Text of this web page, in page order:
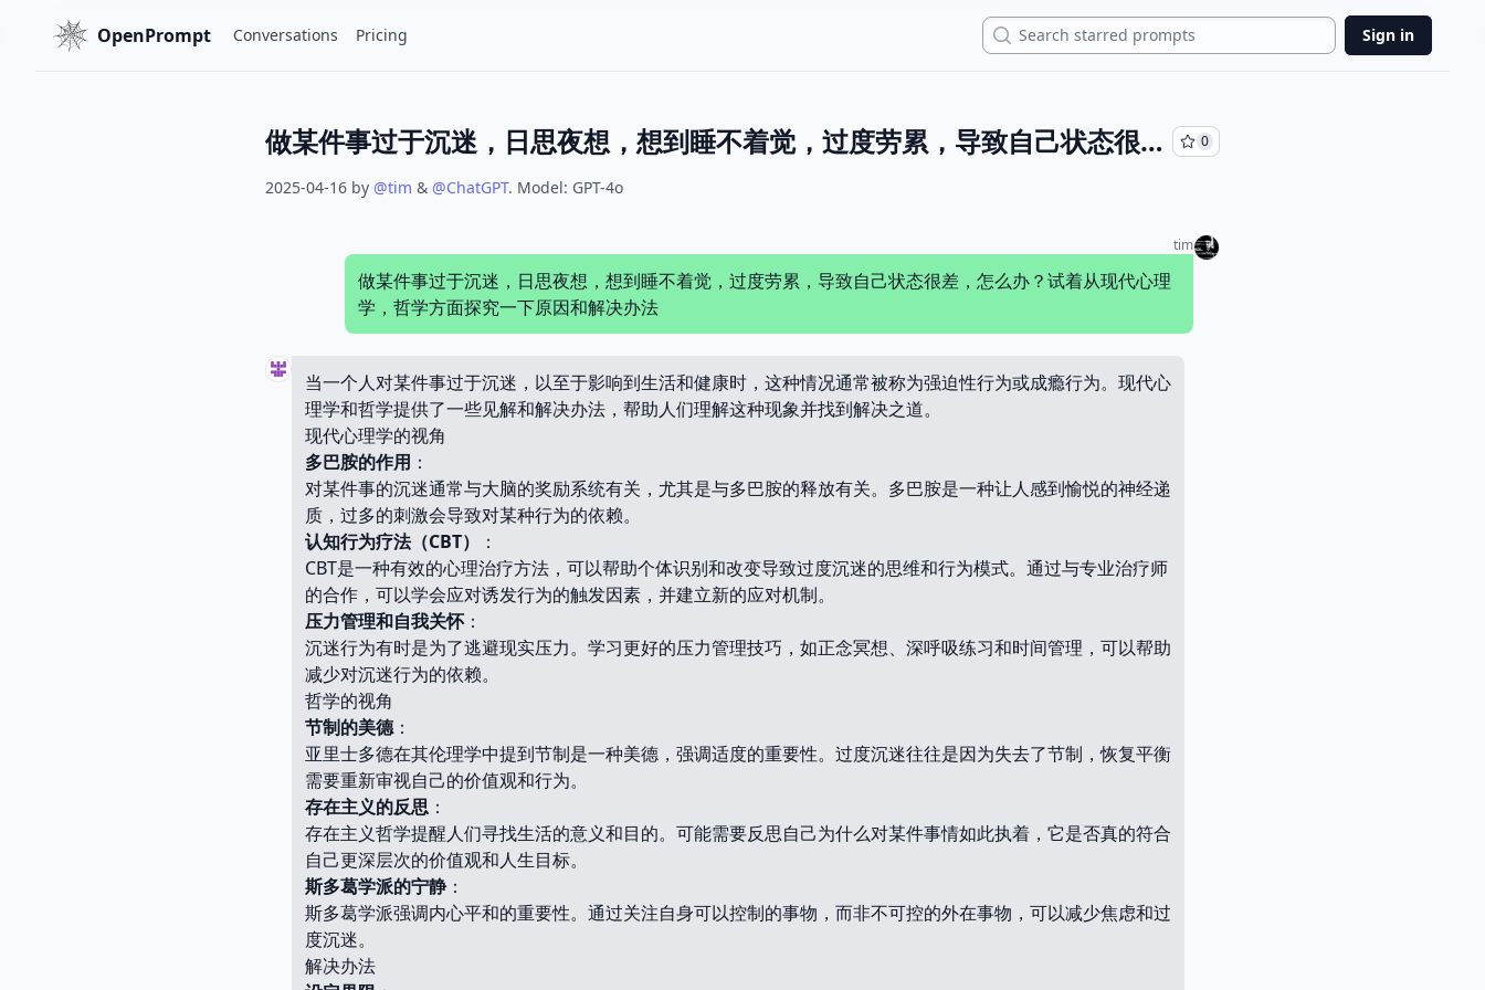
OpenPrompt Conversations Pricing Search Sign in
做某件事过于沉迷，日思夜想，想到睡不着觉，过度劳累，导致自己状态很差，怎么办？试着从现代心理学，哲学方面探究一下原因和解决办法 0
2025-04-16 by @tim & @ChatGPT. Model: GPT-4o
tim
做某件事过于沉迷，日思夜想，想到睡不着觉，过度劳累，导致自己状态很差，怎么办？试着从现代心理
学，哲学方面探究一下原因和解决办法
当一个人对某件事过于沉迷，以至于影响到生活和健康时，这种情况通常被称为强迫性行为或成瘾行为。现代心
理学和哲学提供了一些见解和解决办法，帮助人们理解这种现象并找到解决之道。
现代心理学的视角
多巴胺的作用 ：
对某件事的沉迷通常与大脑的奖励系统有关，尤其是与多巴胺的释放有关。多巴胺是一种让人感到愉悦的神经递
质，过多的刺激会导致对某种行为的依赖。
认知行为疗法（CBT）
：
CBT是一种有效的心理治疗方法，可以帮助个体识别和改变导致过度沉迷的思维和行为模式。通过与专业治疗师
的合作，可以学会应对诱发行为的触发因素，并建立新的应对机制。
压力管理和自我关怀：
沉迷行为有时是为了逃避现实压力。学习更好的压力管理技巧，如正念冥想、深呼吸练习和时间管理，可以帮助
减少对沉迷行为的依赖。
哲学的视角
节制的美德：
亚里士多德在其伦理学中提到节制是一种美德，强调适度的重要性。过度沉迷往往是因为失去了节制，恢复平衡
需要重新审视自己的价值观和行为。
存在主义的反思 ：
存在主义哲学提醒人们寻找生活的意义和目的。可能需要反思自己为什么对某件事情如此执着，它是否真的符合
自己更深层次的价值观和人生目标。
斯多葛学派的宁静：
斯多葛学派强调内心平和的重要性。通过关注自身可以控制的事物，而非不可控的外在事物，可以减少焦虑和过
度沉迷。
解决办法